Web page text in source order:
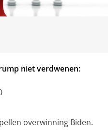
niet verdwenen:
overwinning Biden.